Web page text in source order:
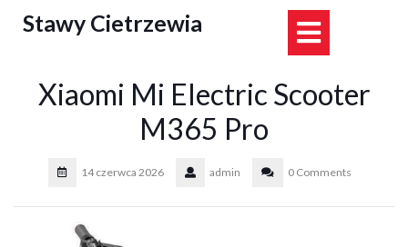
Stawy Cietrzewia
Xiaomi Mi Electric Scooter
M365 Pro
14 czerwca 2026 admin 0 Comments